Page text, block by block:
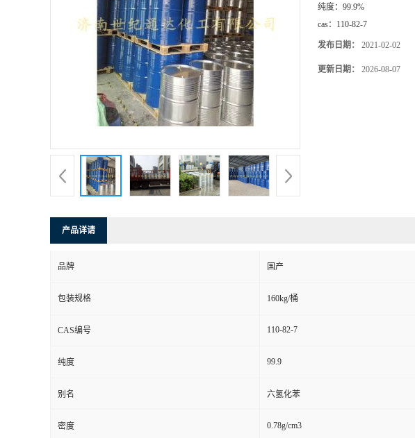
纯度： 99.9%
cas： 110-82-7
发布日期： 2021-02-02
更新日期： 2026-08-07
产品详请
品牌 国产
包装规格 160kg/桶
CAS编号 110-82-7
纯度 99.9
别名 六氢化苯
密度 0.78g/cm3